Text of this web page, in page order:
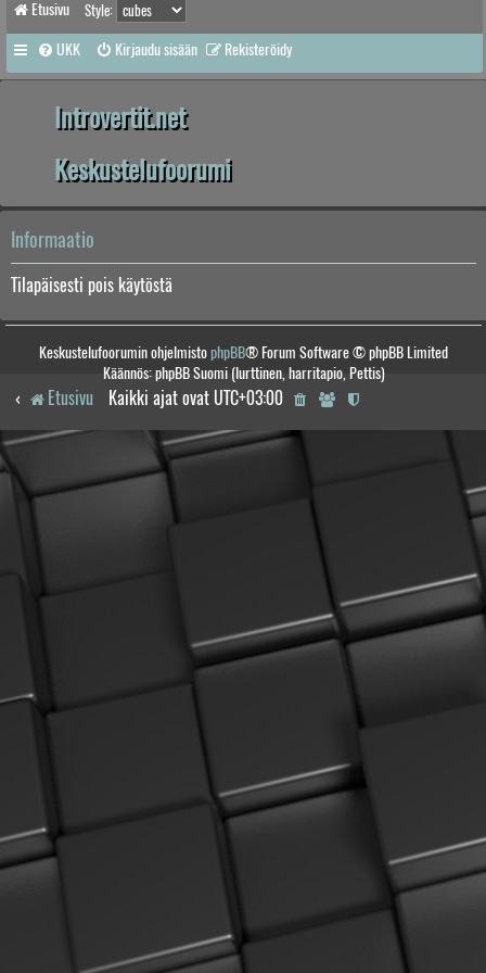
Etusivu Style:
UKK Kirjaudu sisään Rekisteröidy
Introvertit.net
Keskustelufoorumi
Informaatio
Tilapäisesti pois käytöstä
Keskustelufoorumin ohjelmistophpBB® Forum Software © phpBB Limited
Käännös: phpBB Suomi (lurttinen, harritapio, Pettis)
Etusivu Kaikki ajat ovat UTC+03:00